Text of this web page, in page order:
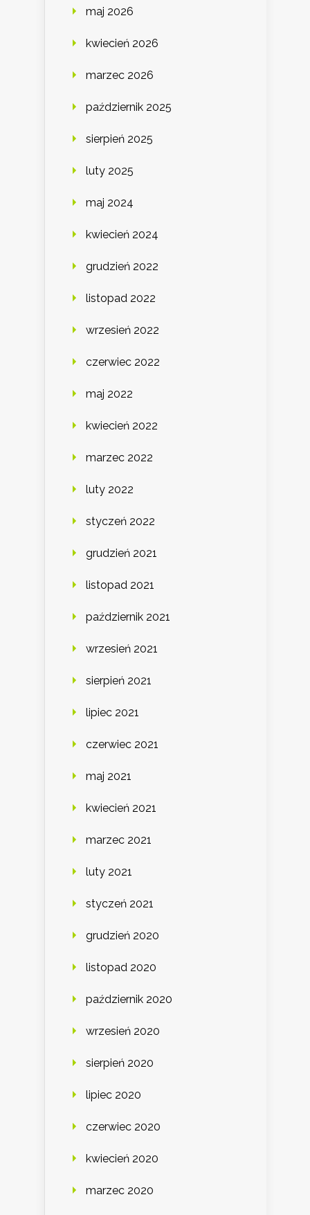
maj 2026
kwiecień 2026
marzec 2026
październik 2025
sierpień 2025
luty 2025
maj 2024
kwiecień 2024
grudzień 2022
listopad 2022
wrzesień 2022
czerwiec 2022
maj 2022
kwiecień 2022
marzec 2022
luty 2022
styczeń 2022
grudzień 2021
listopad 2021
październik 2021
wrzesień 2021
sierpień 2021
lipiec 2021
czerwiec 2021
maj 2021
kwiecień 2021
marzec 2021
luty 2021
styczeń 2021
grudzień 2020
listopad 2020
październik 2020
wrzesień 2020
sierpień 2020
lipiec 2020
czerwiec 2020
kwiecień 2020
marzec 2020